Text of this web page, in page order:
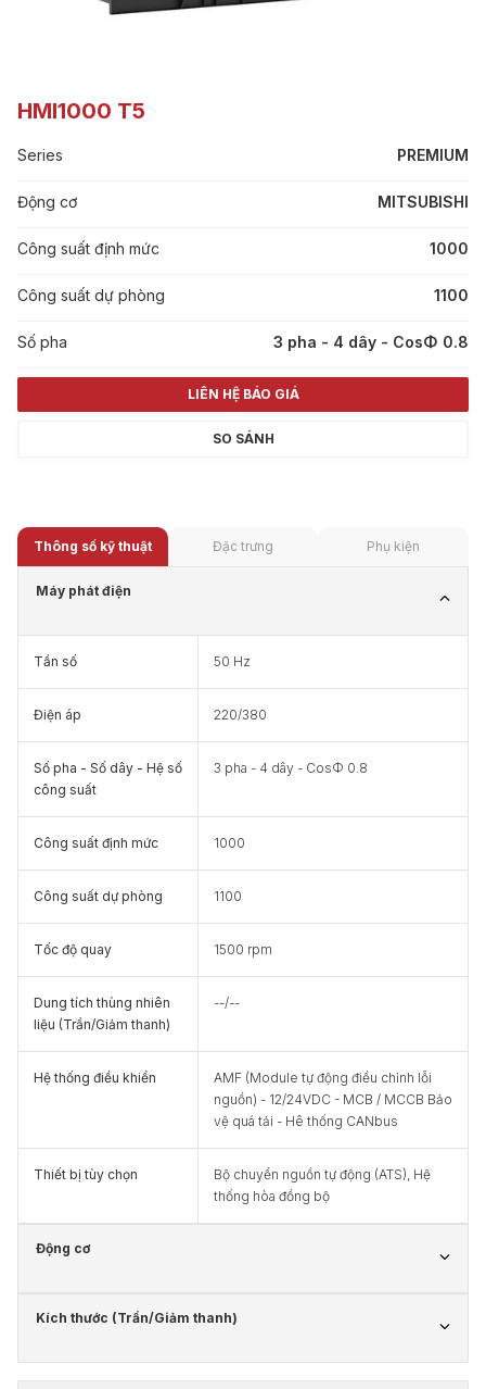
HMI1000 T5
Series PREMIUM
Động cơ MITSUBISHI
Công suất định mức 1000
Công suất dự phòng 1100
Số pha 3 pha - 4 dây - CosΦ 0.8
LIÊN HỆ BÁO GIÁ
SO SÁNH
Thông số kỹ thuật Đặc trưng Phụ kiện
Máy phát điện
Tần số 50 Hz
Điện áp 220/380
Số pha - Số dây - Hệ số
công suất
3 pha - 4 dây - CosΦ 0.8
Công suất định mức 1000
Công suất dự phòng 1100
Tốc độ quay 1500 rpm
Dung tích thùng nhiên
liệu (Trần/Giảm thanh)
--/--
Hệ thống điều khiển
AMF (Module tự động điều chỉnh lỗi
nguồn) - 12/24VDC - MCB / MCCB Bảo
vệ quá tải - Hê thống CANbus
Thiết bị tùy chọn
Bộ chuyển nguồn tự động (ATS), Hệ
thống hòa đồng bộ
Động cơ
Kích thước (Trần/Giảm thanh)